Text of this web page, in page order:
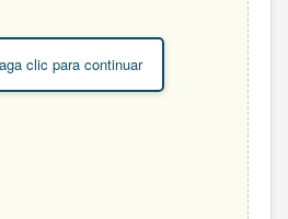
clic para continuar